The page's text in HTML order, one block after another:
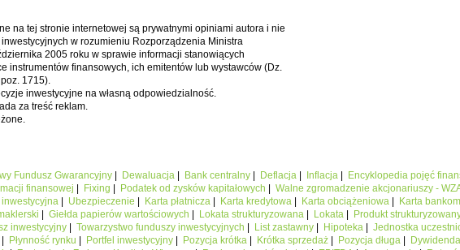
na tej stronie internetowej są prywatnymi opiniami autora i nie
w rozumieniu Rozporządzenia Ministra
2005 roku w sprawie informacji stanowiących
instrumentów finansowych, ich emitentów lub wystawców (Dz.
1715).
inwestycyjne na własną odpowiedzialność.
za treść reklam.
Fundusz Gwarancyjny | Dewaluacja | Bank centralny | Deflacja | Inflacja | Encyklopedia pojęć
finansowej | Fixing | Podatek od zysków kapitałowych | Walne zgromadzenie akcjonariuszy -
| Ubezpieczenie | Karta płatnicza | Karta kredytowa | Karta obciążeniowa | Karta
| Giełda papierów wartościowych | Lokata strukturyzowana | Lokata | Produkt
inwestycyjny | Towarzystwo funduszy inwestycyjnych | List zastawny | Hipoteka | Jednostka
| Płynność rynku | Portfel inwestycyjny | Pozycja krótka | Krótka sprzedaż | Pozycja długa | Dywidenda